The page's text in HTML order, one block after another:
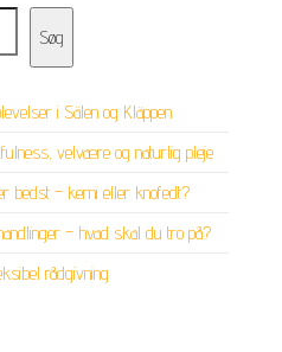
Søg
i Sälen og Kläppen
velvære og naturlig pleje
bedst – kemi eller knofedt?
– hvad skal du tro på?
rådgivning